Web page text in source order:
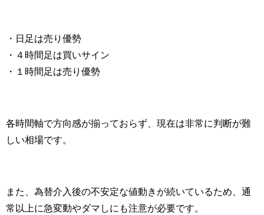
・日足は売り優勢
・４時間足は買いサイン
・１時間足は売り優勢
各時間軸で方向感が揃っておらず、現在は非常に判断が難
しい相場です。
また、為替介入後の不安定な値動きが続いているため、通
常以上に急変動やダマしにも注意が必要です。